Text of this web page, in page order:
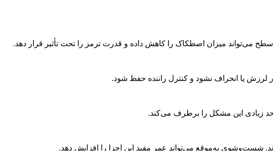
می‌تواند میزان اصطکاک را کاهش داده و قدرت ترمز را تحت تأثیر قرار دهد.
یا انحراف نشود و کنترل راننده حفظ شود.
حد زیادی این مشکل را برطرف می‌کند.
شست‌وشوی به‌موقع می‌تواند عمر مفید این اجزا را افزایش دهد.